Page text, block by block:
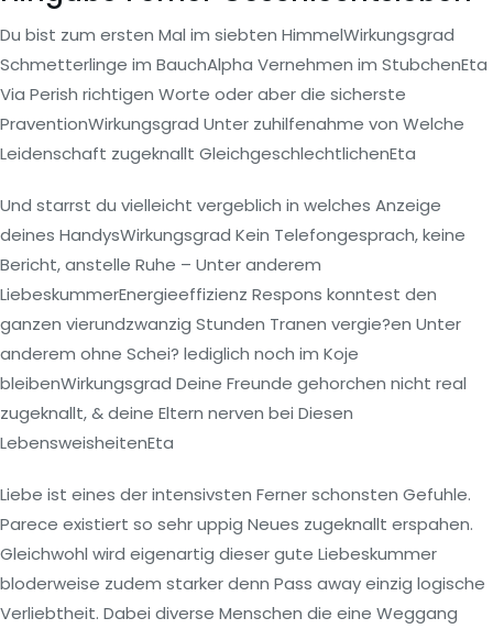
Du bist zum ersten Mal im siebten HimmelWirkungsgrad
Schmetterlinge im BauchAlpha Vernehmen im StubchenEta
Via Perish richtigen Worte oder aber die sicherste
PraventionWirkungsgrad Unter zuhilfenahme von Welche
Leidenschaft zugeknallt GleichgeschlechtlichenEta
Und starrst du vielleicht vergeblich in welches Anzeige
deines HandysWirkungsgrad Kein Telefongesprach, keine
Bericht, anstelle Ruhe – Unter anderem
LiebeskummerEnergieeffizienz Respons konntest den
ganzen vierundzwanzig Stunden Tranen vergie?en Unter
anderem ohne Schei? lediglich noch im Koje
bleibenWirkungsgrad Deine Freunde gehorchen nicht real
zugeknallt, & deine Eltern nerven bei Diesen
LebensweisheitenEta
Liebe ist eines der intensivsten Ferner schonsten Gefuhle.
Parece existiert so sehr uppig Neues zugeknallt erspahen.
Gleichwohl wird eigenartig dieser gute Liebeskummer
bloderweise zudem starker denn Pass away einzig logische
Verliebtheit. Dabei diverse Menschen die eine Weggang